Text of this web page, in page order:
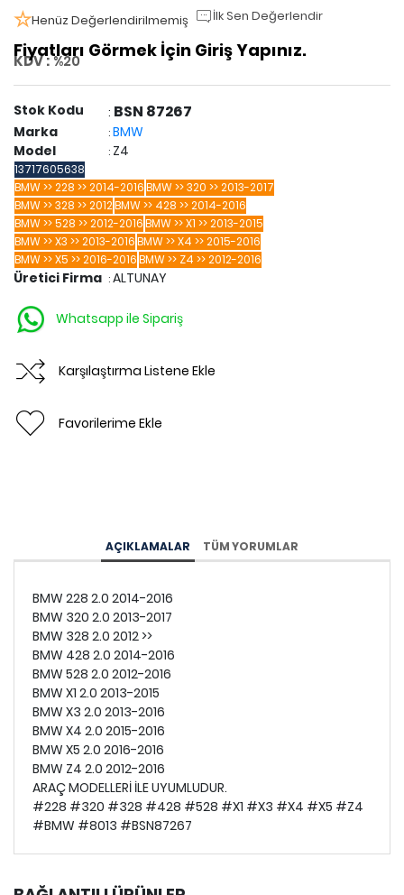
Henüz Değerlendirilmemiş İlk Sen Değerlendir
Fiyatları Görmek İçin Giriş Yapınız.
KDV :%20
Stok Kodu : BSN 87267
Marka : BMW
Model
: Z4
13717605638
BMW >> 228 >> 2014-2016BMW >> 320 >> 2013-2017
BMW >> 328 >> 2012BMW >> 428 >> 2014-2016
BMW >> 528 >> 2012-2016BMW >> X1 >> 2013-2015
BMW >> X3 >> 2013-2016BMW >> X4 >> 2015-2016
BMW >> X5 >> 2016-2016BMW >> Z4 >> 2012-2016
Üretici Firma : ALTUNAY
Whatsapp ile Sipariş
Karşılaştırma Listene Ekle
Favorilerime Ekle
AÇIKLAMALAR TÜM YORUMLAR
BMW 228 2.0 2014-2016
BMW 320 2.0 2013-2017
BMW 328 2.0 2012 >>
BMW 428 2.0 2014-2016
BMW 528 2.0 2012-2016
BMW X1 2.0 2013-2015
BMW X3 2.0 2013-2016
BMW X4 2.0 2015-2016
BMW X5 2.0 2016-2016
BMW Z4 2.0 2012-2016
ARAÇ MODELLERİ İLE UYUMLUDUR.
#228 #320 #328 #428 #528 #X1 #X3 #X4 #X5 #Z4
#BMW #8013 #BSN87267